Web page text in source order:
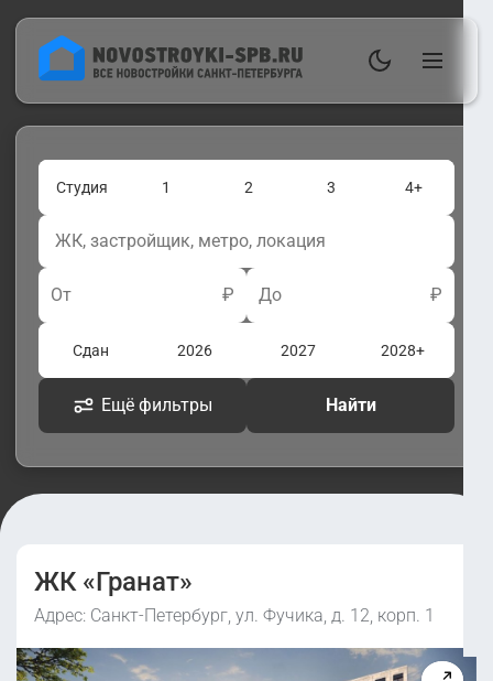
Студия 1 2 3 4+
От ₽ До ₽
Сдан 2026 2027 2028+
Ещё фильтры Найти
ЖК «Гранат»
Адрес: Санкт-Петербург, ул. Фучика, д. 12, корп. 1